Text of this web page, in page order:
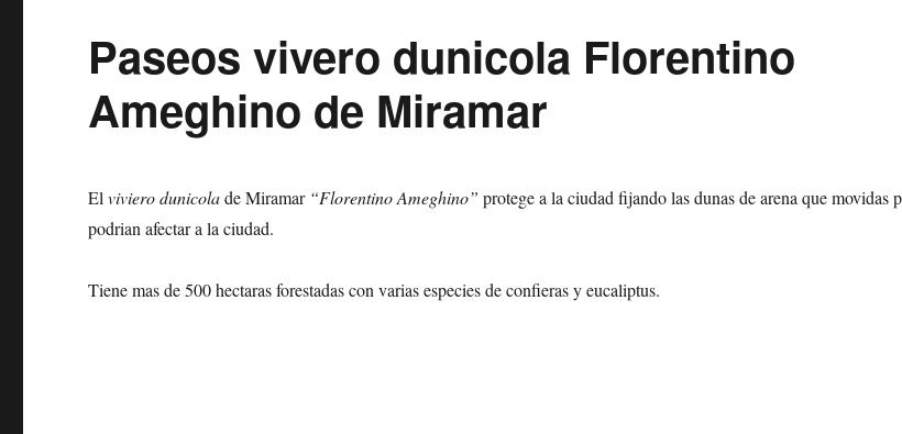
Paseos vivero dunicola Florentino
Ameghino de Miramar
Elviviero dunicolade Miramar “Florentino Ameghino” protege a la ciudad fijando las dunas de arena que movidas
podrian afectar a la ciudad.
Tiene mas de 500 hectaras forestadas con varias especies de confieras y eucaliptus.